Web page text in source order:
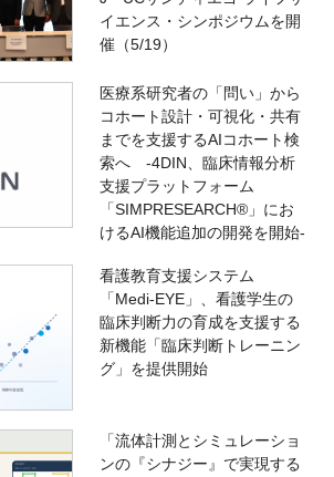
イエンス・シンポジウムを開
催（5/19）
医療系研究者の「問い」から
コホート設計・可視化・共有
までを支援するAIコホート検
索へ -4DIN、臨床情報分析
支援プラットフォーム
「SIMPRESEARCH®」にお
けるAI機能追加の開発を開始-
看護教育支援システム
「Medi-EYE」、看護学生の
臨床判断力の育成を支援する
新機能「臨床判断トレーニン
グ」を提供開始
「流体計測とシミュレーショ
ンの『シナジー』で実現する